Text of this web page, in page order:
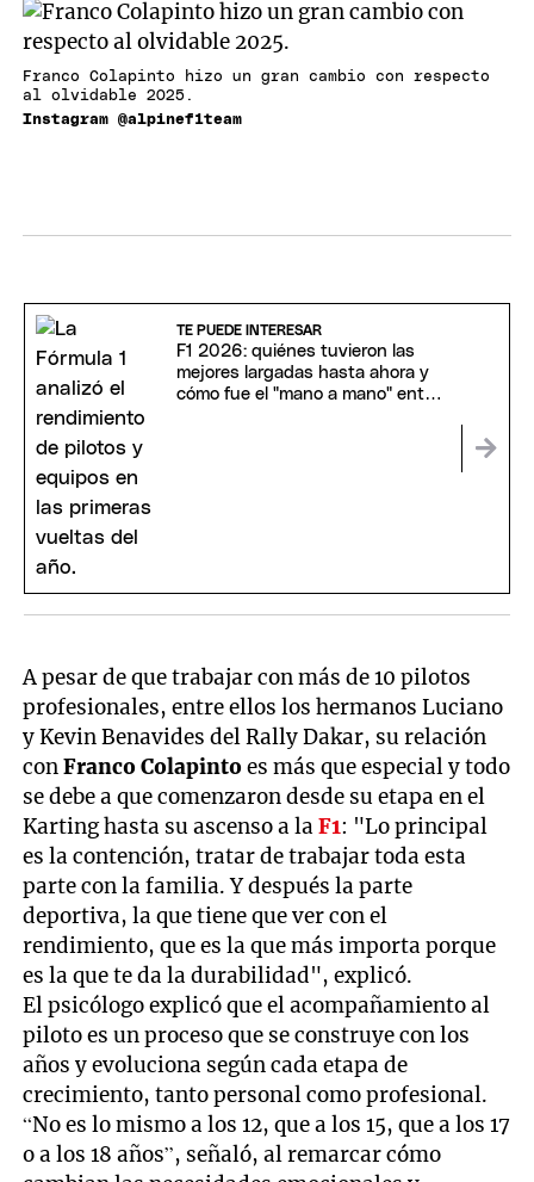
Franco Colapinto hizo un gran cambio con respecto
al olvidable 2025.
Instagram @alpinef1team
TE PUEDE INTERESAR
F1 2026: quiénes tuvieron las
mejores largadas hasta ahora y
cómo fue el "mano a mano" entre
A pesar de que trabajar con más de 10 pilotos
profesionales, entre ellos los hermanos Luciano
y Kevin Benavides del Rally Dakar, su relación
conFranco Colapintoes más que especial y todo
se debe a que comenzaron desde su etapa en el
Karting hasta su ascenso a laF1: "Lo principal
es la contención, tratar de trabajar toda esta
parte con la familia. Y después la parte
deportiva, la que tiene que ver con el
rendimiento, que es la que más importa porque
es la que te da la durabilidad", explicó.
El psicólogo explicó que el acompañamiento al
piloto es un proceso que se construye con los
años y evoluciona según cada etapa de
crecimiento, tanto personal como profesional.
“No es lo mismo a los 12, que a los 15, que a los 17
o a los 18 años”, señaló, al remarcar cómo